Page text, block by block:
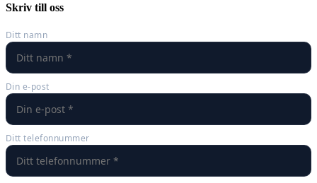
Skriv till oss
Ditt namn
Din e-post
Ditt telefonnummer